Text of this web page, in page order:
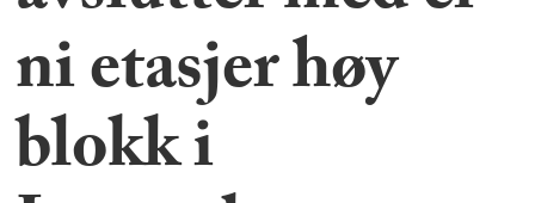
ni etasjer høy
blokk i